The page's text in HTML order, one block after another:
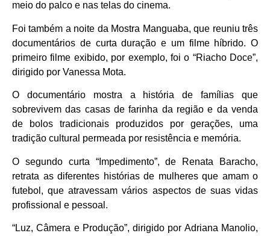
meio do palco e nas telas do cinema.
Foi também a noite da Mostra Manguaba, que reuniu três
documentários de curta duração e um filme híbrido. O
primeiro filme exibido, por exemplo, foi o “Riacho Doce”,
dirigido por Vanessa Mota.
O documentário mostra a história de famílias que
sobrevivem das casas de farinha da região e da venda
de bolos tradicionais produzidos por gerações, uma
tradição cultural permeada por resistência e memória.
O segundo curta “Impedimento”, de Renata Baracho,
retrata as diferentes histórias de mulheres que amam o
futebol, que atravessam vários aspectos de suas vidas
profissional e pessoal.
“Luz, Câmera e Produção”, dirigido por Adriana Manolio,